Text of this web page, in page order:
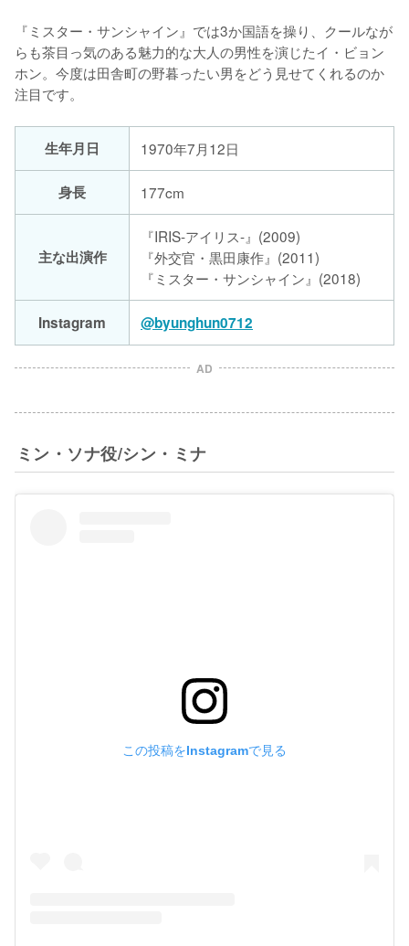
『ミスター・サンシャイン』では3か国語を操り、クールなが
らも茶目っ気のある魅力的な大人の男性を演じたイ・ビョン
ホン。今度は田舎町の野暮ったい男をどう見せてくれるのか
注目です。
生年月日 1970年7月12日
身長 177cm
主な出演作
『IRIS-アイリス-』(2009)
『外交官・黒田康作』(2011)
『ミスター・サンシャイン』(2018)
Instagram @byunghun0712
AD
ミン・ソナ役/シン・ミナ
この投稿をInstagramで見る